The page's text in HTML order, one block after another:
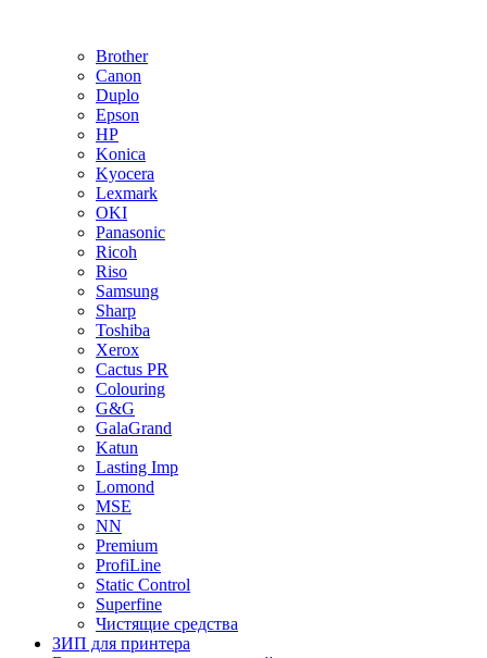
Brother
Canon
Duplo
Epson
HP
Konica
Kyocera
Lexmark
OKI
Panasonic
Ricoh
Riso
Samsung
Sharp
Toshiba
Xerox
Cactus PR
Colouring
G&G
GalaGrand
Katun
Lasting Imp
Lomond
MSE
NN
Premium
ProfiLine
Static Control
Superfine
Чистящие средства
ЗИП для принтера